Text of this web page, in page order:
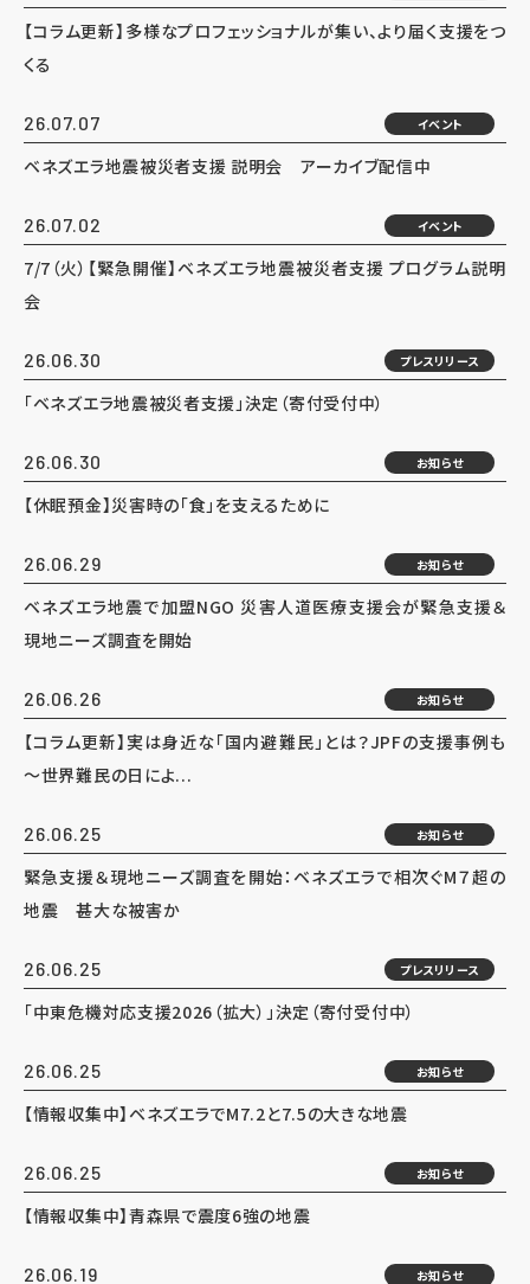
【コラム更新】多様なプロフェッショナルが集い、より届く支援をつ
くる
26.07.07 イベント
ベネズエラ地震被災者支援 説明会 アーカイブ配信中
26.07.02 イベント
7/7（火）【緊急開催】ベネズエラ地震被災者支援 プログラム説明
会
26.06.30 プレスリリース
「ベネズエラ地震被災者支援」決定（寄付受付中）
26.06.30 お知らせ
【休眠預金】災害時の「食」を支えるために
26.06.29 お知らせ
ベネズエラ地震で加盟NGO 災害人道医療支援会が緊急支援＆
現地ニーズ調査を開始
26.06.26 お知らせ
【コラム更新】実は身近な「国内避難民」とは？JPFの支援事例も
～世界難民の日によ...
26.06.25 お知らせ
緊急支援＆現地ニーズ調査を開始：ベネズエラで相次ぐM７超の
地震 甚大な被害か
26.06.25 プレスリリース
「中東危機対応支援2026（拡大）」決定（寄付受付中）
26.06.25 お知らせ
【情報収集中】ベネズエラでM7.2と7.5の大きな地震
26.06.25 お知らせ
【情報収集中】青森県で震度6強の地震
26.06.19 お知らせ